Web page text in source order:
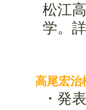
松江
学。
高尾宏治
・発